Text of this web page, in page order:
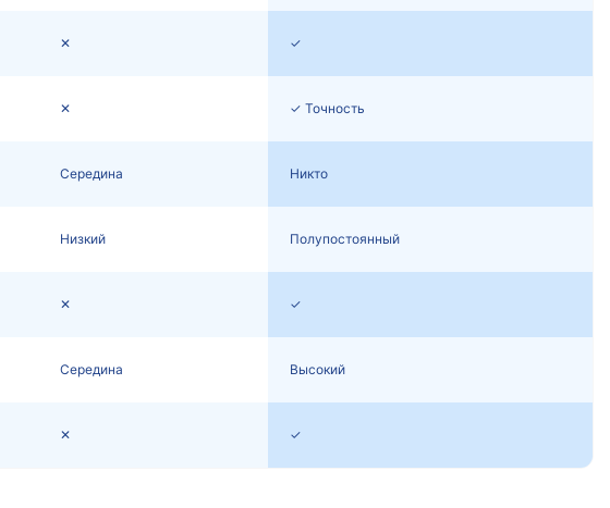
✕ ✓
✕ ✓ Точность
Середина Никто
Низкий Полупостоянный
✕ ✓
Середина Высокий
✕ ✓